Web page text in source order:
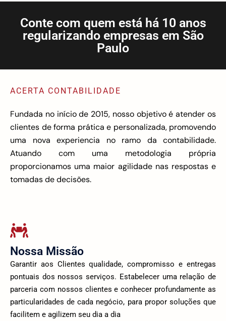
Conte com quem está há 10 anos
regularizando empresas em São
Paulo
ACERTA CONTABILIDADE
Fundada no início de 2015, nosso objetivo é atender os
clientes de forma prática e personalizada, promovendo
uma nova experiencia no ramo da contabilidade.
Atuando com uma metodologia própria
proporcionamos uma maior agilidade nas respostas e
tomadas de decisões.
Nossa Missão
Garantir aos Clientes qualidade, compromisso e entregas
pontuais dos nossos serviços. Estabelecer uma relação de
parceria com nossos clientes e conhecer profundamente as
particularidades de cada negócio, para propor soluções que
facilitem e agilizem seu dia a dia